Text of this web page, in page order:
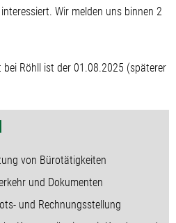
Wir melden uns binnen 2
Röhll ist der 01.08.2025 (späterer
von Bürotätigkeiten
und Dokumenten
und Rechnungsstellung